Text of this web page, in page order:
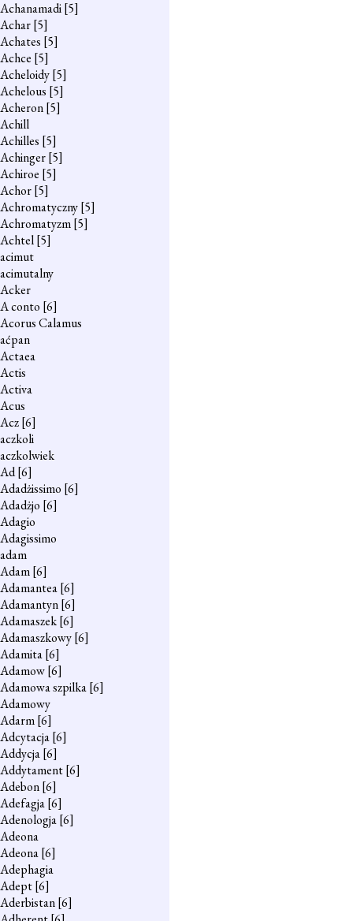
Achanamadi[5]
Achar[5]
Achates [5]
Achce [5]
Acheloidy[5]
Achelous [5]
Acheron[5]
Achill
Achilles [5]
Achinger[5]
Achiroe [5]
Achor[5]
Achromatyczny[5]
Achromatyzm[5]
Achtel[5]
acimut
acimutalny
Acker
A conto [6]
Acorus Calamus
aćpan
Actaea
Actis
Activa
Acus
Acz[6]
aczkoli
aczkolwiek
Ad[6]
Adadżissimo [6]
Adadżjo [6]
Adagio
Adagissimo
adam
Adam[6]
Adamantea[6]
Adamantyn[6]
Adamaszek[6]
Adamaszkowy[6]
Adamita[6]
Adamow[6]
Adamowa szpilka[6]
Adamowy
Adarm[6]
Adcytacja[6]
Addycja[6]
Addytament[6]
Adebon[6]
Adefagja[6]
Adenologja[6]
Adeona
Adeona[6]
Adephagia
Adept[6]
Aderbistan[6]